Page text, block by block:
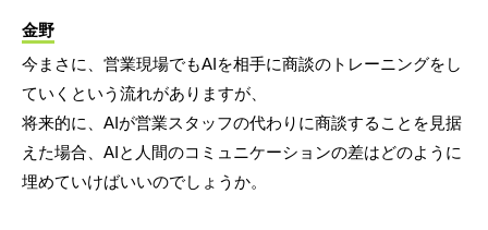
金野
今まさに、営業現場でもAIを相手に商談のトレーニングをし
ていくという流れがありますが、
将来的に、AIが営業スタッフの代わりに商談することを見据
えた場合、AIと人間のコミュニケーションの差はどのように
埋めていけばいいのでしょうか。